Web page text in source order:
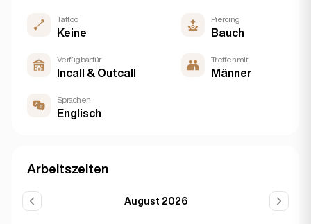
Tattoo
Keine
Piercing
Bauch
Verfügbar für
Incall & Outcall
Treffen mit
Männer
Sprachen
Englisch
Arbeitszeiten
August 2026